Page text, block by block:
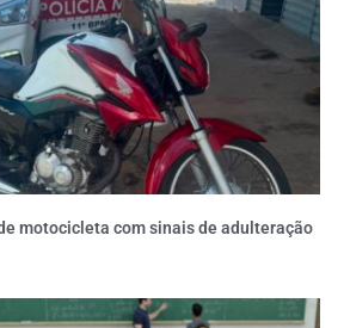
motocicleta com sinais de adulteração